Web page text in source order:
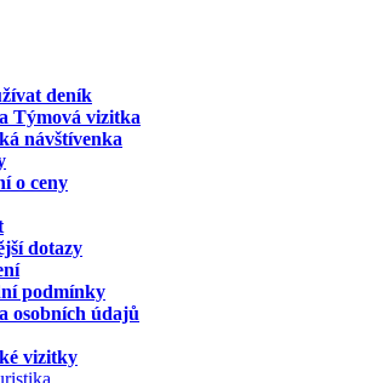
deník
Týmová vizitka
návštívenka
o ceny
dotazy
podmínky
osobních údajů
vizitky